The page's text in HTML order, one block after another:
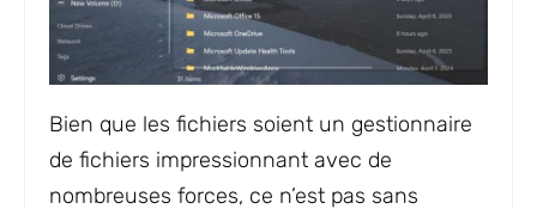
Bien que les fichiers soient un gestionnaire
de fichiers impressionnant avec de
nombreuses forces, ce n’est pas sans